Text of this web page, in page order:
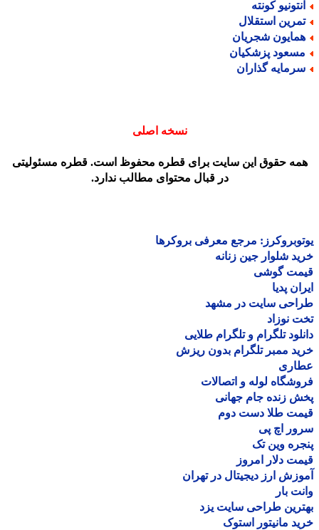
کونته
استقلال
شجریان
پزشکیان
گذاران
نسخه اصلی
حقوق این سایت برای قطره محفوظ است. قطره مسئولیتی
در قبال محتوای مطالب ندارد.
مرجع معرفی بروکرها
شلوار جین زنانه
گوشی
پدیا
سایت در مشهد
نوزاد
تلگرام و تلگرام طلایی
ممبر تلگرام بدون ریزش
لوله و اتصالات
زنده جام جهانی
طلا دست دوم
اچ پی
وین تک
دلار امروز
ارز دیجیتال در تهران
بار
طراحی سایت یزد
مانیتور استوک